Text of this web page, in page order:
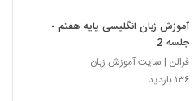
آموزش زبان انگلیسی پایه هفتم -
جلسه 2
فرالن | سایت آموزش زبان
۱۳۶ بازدید